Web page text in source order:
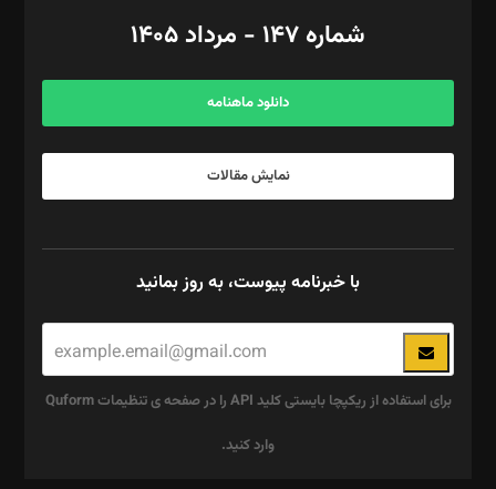
آگهی و مشترکین: ۰۹۱۹۹۹۹۰۴۵۴
شماره ۱۴۷ - مرداد ۱۴۰۵
دانلود ماهنامه
نمایش مقالات
با خبرنامه پیوست، به روز بمانید
برای استفاده از ریکپچا بایستی کلید API را در صفحه ی تنظیمات Quform
وارد کنید.